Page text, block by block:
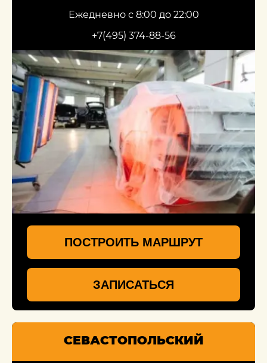
Ежедневно с 8:00 до 22:00
+7(495) 374-88-56
ПОСТРОИТЬ МАРШРУТ
ЗАПИСАТЬСЯ
СЕВАСТОПОЛЬСКИЙ